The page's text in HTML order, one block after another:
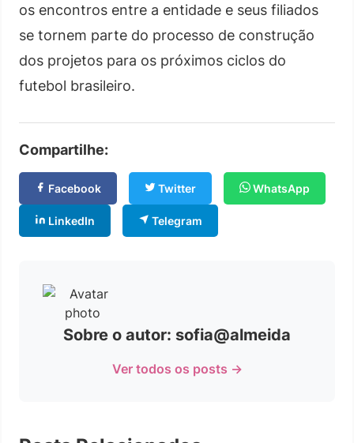
os encontros entre a entidade e seus filiados
se tornem parte do processo de construção
dos projetos para os próximos ciclos do
futebol brasileiro.
Compartilhe:
Facebook Twitter WhatsApp
LinkedIn Telegram
Sobre o autor: sofia@almeida
Ver todos os posts →